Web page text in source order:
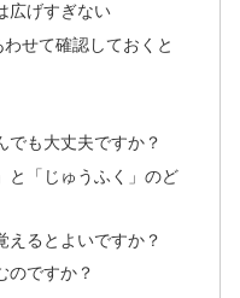
広げすぎない
せて確認しておくと
でも大丈夫ですか？
と「じゅうふく」のど
えるとよいですか？
のですか？